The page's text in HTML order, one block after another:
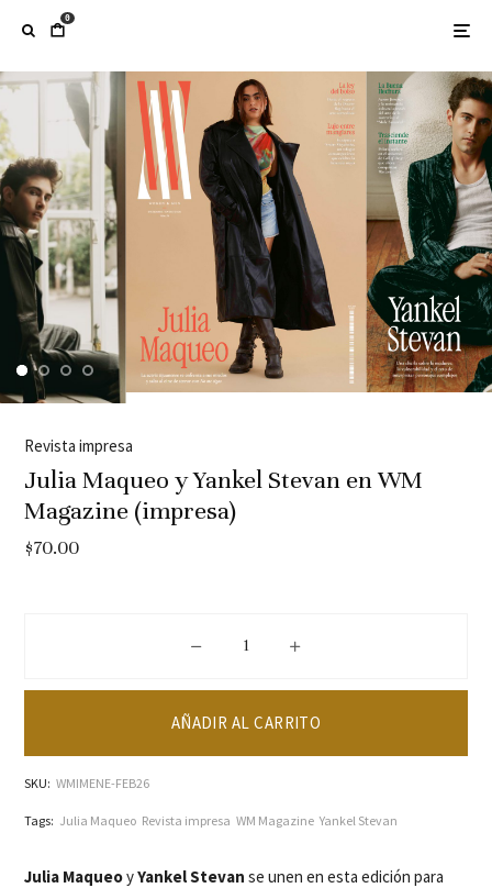
0
Revista impresa
Julia Maqueo y Yankel Stevan en WM
Magazine (impresa)
$70.00
Julia MaqueoyYankel Stevan se unen en esta edición para
Julia Maqueo y Yankel Stevan en
AÑADIR AL CARRITO
SKU: WMIMENE-FEB26
Tags: Julia Maqueo Revista impresa WM Magazine Yankel Stevan